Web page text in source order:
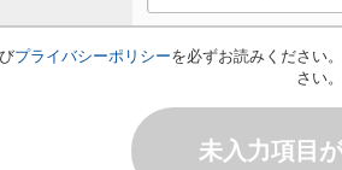
プライバシーポリシーを必ずお読みください
さい。
未入力項目